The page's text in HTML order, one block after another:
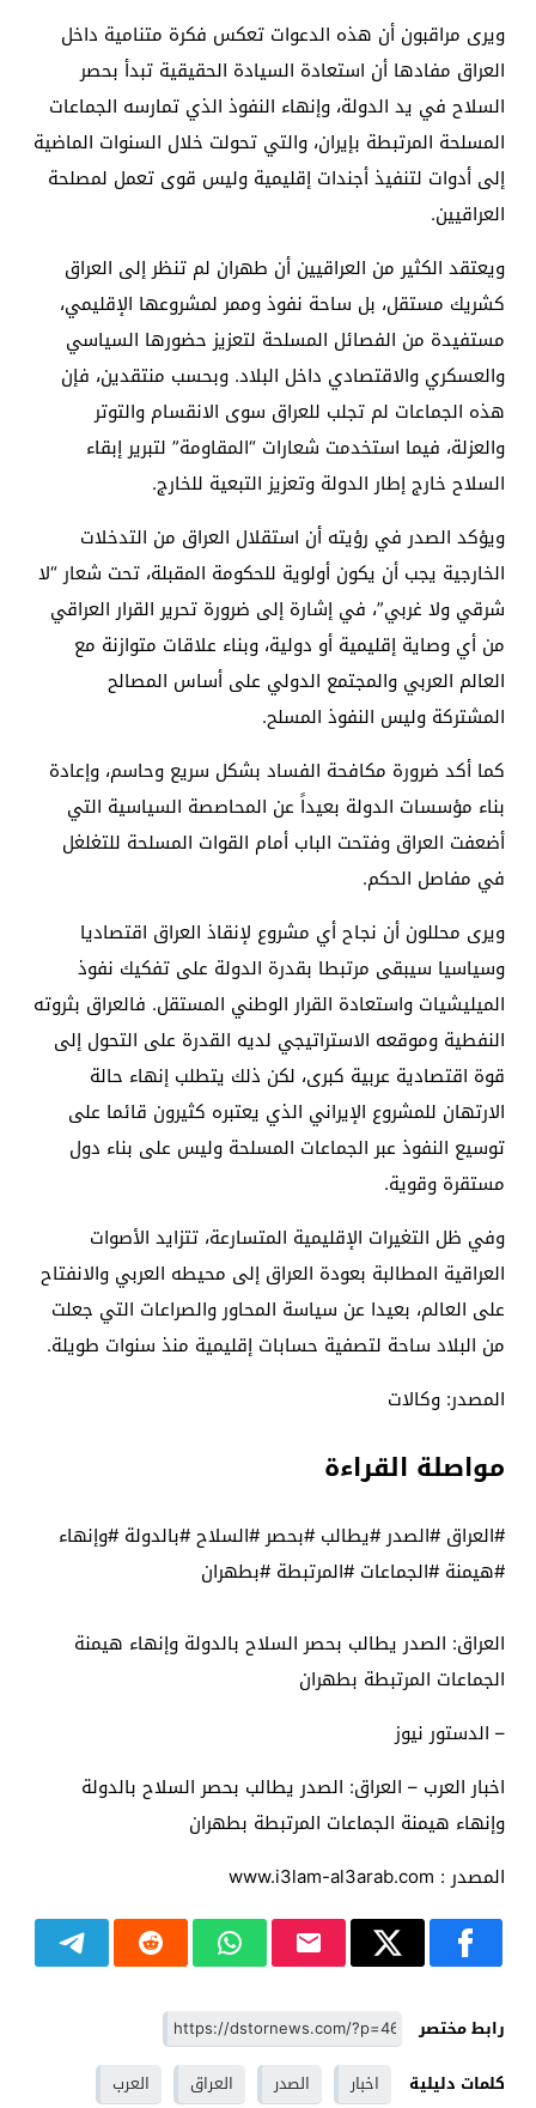
ويرى مراقبون أن هذه الدعوات تعكس فكرة متنامية داخل
العراق مفادها أن استعادة السيادة الحقيقية تبدأ بحصر
السلاح في يد الدولة، وإنهاء النفوذ الذي تمارسه الجماعات
المسلحة المرتبطة بإيران، والتي تحولت خلال السنوات الماضية
إلى أدوات لتنفيذ أجندات إقليمية وليس قوى تعمل لمصلحة
العراقيين.
ويعتقد الكثير من العراقيين أن طهران لم تنظر إلى العراق
كشريك مستقل، بل ساحة نفوذ وممر لمشروعها الإقليمي،
مستفيدة من الفصائل المسلحة لتعزيز حضورها السياسي
والعسكري والاقتصادي داخل البلاد. وبحسب منتقدين، فإن
هذه الجماعات لم تجلب للعراق سوى الانقسام والتوتر
والعزلة، فيما استخدمت شعارات “المقاومة” لتبرير إبقاء
السلاح خارج إطار الدولة وتعزيز التبعية للخارج.
ويؤكد الصدر في رؤيته أن استقلال العراق من التدخلات
الخارجية يجب أن يكون أولوية للحكومة المقبلة، تحت شعار “لا
شرقي ولا غربي”، في إشارة إلى ضرورة تحرير القرار العراقي
من أي وصاية إقليمية أو دولية، وبناء علاقات متوازنة مع
العالم العربي والمجتمع الدولي على أساس المصالح
المشتركة وليس النفوذ المسلح.
كما أكد ضرورة مكافحة الفساد بشكل سريع وحاسم، وإعادة
بناء مؤسسات الدولة بعيداً عن المحاصصة السياسية التي
أضعفت العراق وفتحت الباب أمام القوات المسلحة للتغلغل
في مفاصل الحكم.
ويرى محللون أن نجاح أي مشروع لإنقاذ العراق اقتصاديا
وسياسيا سيبقى مرتبطا بقدرة الدولة على تفكيك نفوذ
الميليشيات واستعادة القرار الوطني المستقل. فالعراق بثروته
النفطية وموقعه الاستراتيجي لديه القدرة على التحول إلى
قوة اقتصادية عربية كبرى، لكن ذلك يتطلب إنهاء حالة
الارتهان للمشروع الإيراني الذي يعتبره كثيرون قائما على
توسيع النفوذ عبر الجماعات المسلحة وليس على بناء دول
مستقرة وقوية.
وفي ظل التغيرات الإقليمية المتسارعة، تتزايد الأصوات
العراقية المطالبة بعودة العراق إلى محيطه العربي والانفتاح
على العالم، بعيدا عن سياسة المحاور والصراعات التي جعلت
من البلاد ساحة لتصفية حسابات إقليمية منذ سنوات طويلة.
المصدر: وكالات
مواصلة القراءة
#العراق #الصدر #يطالب #بحصر #السلاح #بالدولة #وإنهاء
#هيمنة #الجماعات #المرتبطة #بطهران
العراق: الصدر يطالب بحصر السلاح بالدولة وإنهاء هيمنة
الجماعات المرتبطة بطهران
– الدستور نيوز
اخبار العرب – العراق: الصدر يطالب بحصر السلاح بالدولة
وإنهاء هيمنة الجماعات المرتبطة بطهران
المصدر : www.i3lam-al3arab.com
رابط مختصر
كلمات دليلية
اخبار الصدر العراق العرب